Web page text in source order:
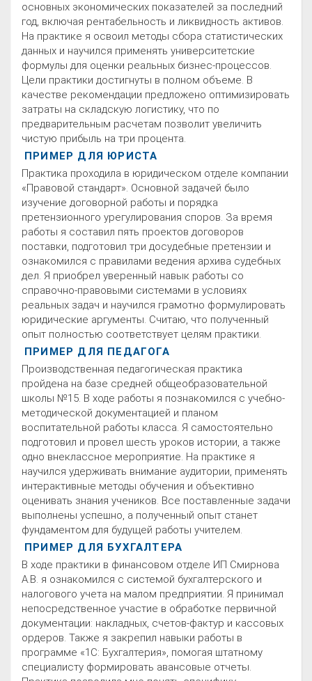
основных экономических показателей за последний
год, включая рентабельность и ликвидность активов.
На практике я освоил методы сбора статистических
данных и научился применять университетские
формулы для оценки реальных бизнес-процессов.
Цели практики достигнуты в полном объеме. В
качестве рекомендации предложено оптимизировать
затраты на складскую логистику, что по
предварительным расчетам позволит увеличить
чистую прибыль на три процента.
ПРИМЕР ДЛЯ ЮРИСТА
Практика проходила в юридическом отделе компании
«Правовой стандарт». Основной задачей было
изучение договорной работы и порядка
претензионного урегулирования споров. За время
работы я составил пять проектов договоров
поставки, подготовил три досудебные претензии и
ознакомился с правилами ведения архива судебных
дел. Я приобрел уверенный навык работы со
справочно-правовыми системами в условиях
реальных задач и научился грамотно формулировать
юридические аргументы. Считаю, что полученный
опыт полностью соответствует целям практики.
ПРИМЕР ДЛЯ ПЕДАГОГА
Производственная педагогическая практика
пройдена на базе средней общеобразовательной
школы №15. В ходе работы я познакомился с учебно-
методической документацией и планом
воспитательной работы класса. Я самостоятельно
подготовил и провел шесть уроков истории, а также
одно внеклассное мероприятие. На практике я
научился удерживать внимание аудитории, применять
интерактивные методы обучения и объективно
оценивать знания учеников. Все поставленные задачи
выполнены успешно, а полученный опыт станет
фундаментом для будущей работы учителем.
ПРИМЕР ДЛЯ БУХГАЛТЕРА
В ходе практики в финансовом отделе ИП Смирнова
А.В. я ознакомился с системой бухгалтерского и
налогового учета на малом предприятии. Я принимал
непосредственное участие в обработке первичной
документации: накладных, счетов-фактур и кассовых
ордеров. Также я закрепил навыки работы в
программе «1С: Бухгалтерия», помогая штатному
специалисту формировать авансовые отчеты.